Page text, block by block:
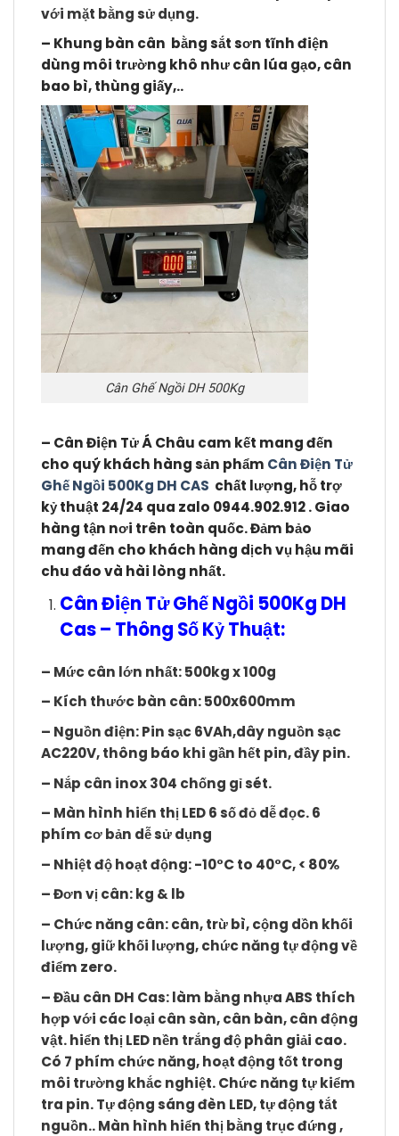
với mặt bằng sử dụng.
– Khung bàn cân bằng sắt sơn tĩnh điện
dùng môi trường khô như cân lúa gạo, cân
bao bì, thùng giấy,..
Cân Ghế Ngồi DH 500Kg
– Cân Điện Tử Á Châu cam kết mang đến
cho quý khách hàng sản phẩm Cân Điện Tử
Ghế Ngồi 500Kg DH CAS chất lượng, hỗ trợ
kỷ thuật 24/24 qua zalo 0944.902.912 . Giao
hàng tận nơi trên toàn quốc. Đảm bảo
mang đến cho khách hàng dịch vụ hậu mãi
chu đáo và hài lòng nhất.
Cân Điện Tử Ghế Ngồi 500Kg DH
Cas – Thông Số Kỷ Thuật:
– Mức cân lớn nhất: 500kg x 100g
– Kích thước bàn cân: 500x600mm
– Nguồn điện: Pin sạc 6VAh,dây nguồn sạc
AC220V, thông báo khi gần hết pin, đầy pin.
– Nắp cân inox 304 chống gỉ sét.
– Màn hình hiển thị LED 6 số đỏ dễ đọc. 6
phím cơ bản dễ sử dụng
– Nhiệt độ hoạt động: -10°C to 40°C, < 80%
– Đơn vị cân: kg & lb
– Chức năng cân: cân, trừ bì, cộng dồn khối
lượng, giữ khối lượng, chức năng tự động về
điểm zero.
– Đầu cân DH Cas: làm bằng nhựa ABS thích
hợp với các loại cân sàn, cân bàn, cân động
vật. hiển thị LED nền trắng độ phân giải cao.
Có 7 phím chức năng, hoạt động tốt trong
môi trường khắc nghiệt. Chức năng tự kiểm
tra pin. Tự động sáng đèn LED, tự động tắt
nguồn.. Màn hình hiển thị bằng trục đứng ,